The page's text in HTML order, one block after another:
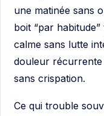
une matinée sans
boit “par
calme sans lutte
douleur
sans crispation.
Ce qui trouble